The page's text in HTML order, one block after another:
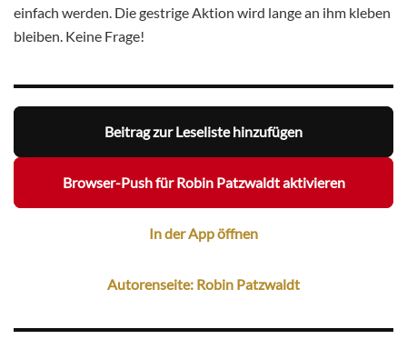
einfach werden. Die gestrige Aktion wird lange an ihm kleben
bleiben. Keine Frage!
Beitrag zur Leseliste hinzufügen
Browser-Push für Robin Patzwaldt aktivieren
In der App öffnen
Autorenseite: Robin Patzwaldt